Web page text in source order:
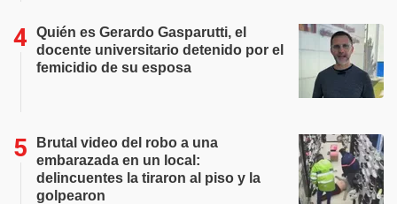
Quién es Gerardo Gasparutti, el
docente universitario detenido por el
femicidio de su esposa
Brutal video del robo a una
embarazada en un local:
delincuentes la tiraron al piso y la
golpearon